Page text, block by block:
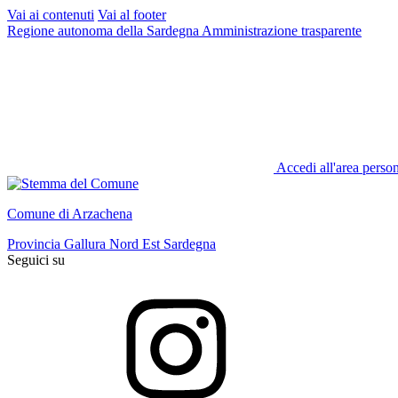
Vai ai contenuti Vai al footer
Regione autonoma della Sardegna Amministrazione trasparente
Accedi all'area
Comune di Arzachena
Provincia Gallura Nord Est Sardegna
Seguici su